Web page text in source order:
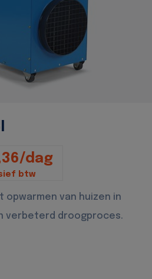
dag
btw
opwarmen van huizen in
verbeterd droogproces.